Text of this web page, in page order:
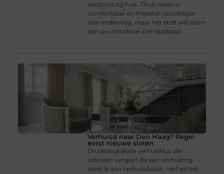
laadpunt bij huis. Thuis laden is
comfortabel en meestal voordeliger
dan onderweg, maar het stelt wel eisen
aan uw installatie. Een laadpaal
Verhuisd naar Den Haag? Regel
eerst nieuwe sloten
De belangrijkste verhuisklus die
iedereen vergeet Bij een verhuizing
denk je aan verhuisdozen, verf en het